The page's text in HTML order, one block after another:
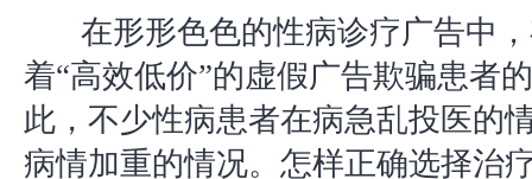
在形形色色的性病诊疗广告中
着“高效低价”的虚假广告欺骗患者
此，不少性病患者在病急乱投医的
病情加重的情况。怎样正确选择治